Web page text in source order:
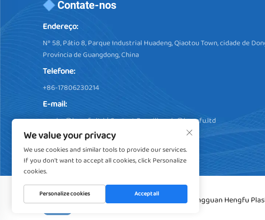
Contate-nos
Endereço:
Nº 58, Pátio 8, Parque Industrial Huadeng, Qiaotou Town, cidade de
Província de Guangdong, China
Telefone:
+86-17806230214
E-mail:
vendas@hengfu.ltd/ Contact E-maill:soda@hengfu.ltd
Direitos Autorais © 2024, Dongguan Hengfu
We value your privacy
We use cookies and similar tools to provide our services.
If you don't want to accept all cookies, click Personalize
cookies.
Personalize cookies Accept all